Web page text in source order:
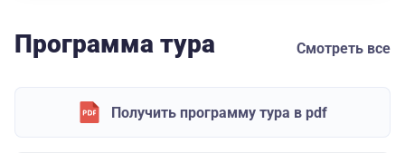
Программа тура Смотреть все
Получить программу тура в pdf